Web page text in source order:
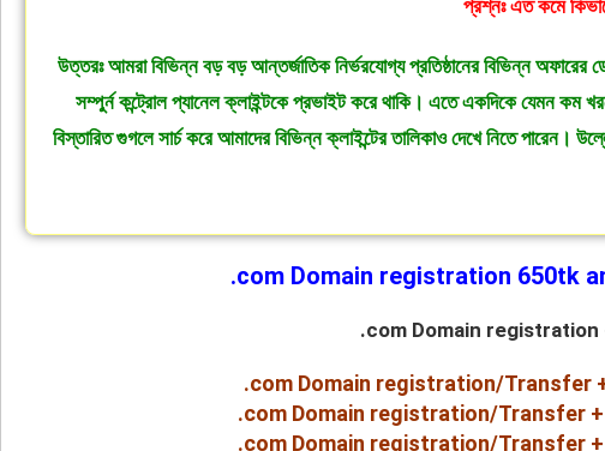
প্রশ্নঃ এত কমে
উত্তরঃ আমরা বিভিন্ন বড় বড় আন্তর্জাতিক নির্ভরযোগ্য প্রতিষ্ঠানের বিভিন্ন
সম্পুর্ন কন্ট্রোল প্যানেল ক্লাইন্টকে প্রভাইট করে থাকি। এতে একদিকে যেমন কম
বিস্তারিত গুগলে সার্চ করে আমাদের বিভিন্ন ক্লাইন্টের তালিকাও দেখে নিতে পারেন।
.com Domain registration 650tk
.com Domain registration
.com Domain registration/Transfer
.com Domain registration/Transfer
.com Domain registration/Transfer